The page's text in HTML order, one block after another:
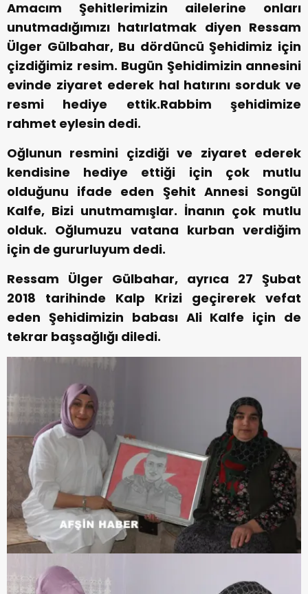
Amacım Şehitlerimizin ailelerine onları
unutmadığımızı hatırlatmak diyen Ressam
Ülger Gülbahar, Bu dördüncü Şehidimiz için
çizdiğimiz resim. Bugün Şehidimizin annesini
evinde ziyaret ederek hal hatırını sorduk ve
resmi hediye ettik.Rabbim şehidimize
rahmet eylesin dedi.
Oğlunun resmini çizdiği ve ziyaret ederek
kendisine hediye ettiği için çok mutlu
olduğunu ifade eden Şehit Annesi Songül
Kalfe, Bizi unutmamışlar. İnanın çok mutlu
olduk. Oğlumuzu vatana kurban verdiğim
için de gururluyum dedi.
Ressam Ülger Gülbahar, ayrıca 27 Şubat
2018 tarihinde Kalp Krizi geçirerek vefat
eden Şehidimizin babası Ali Kalfe için de
tekrar başsağlığı diledi.